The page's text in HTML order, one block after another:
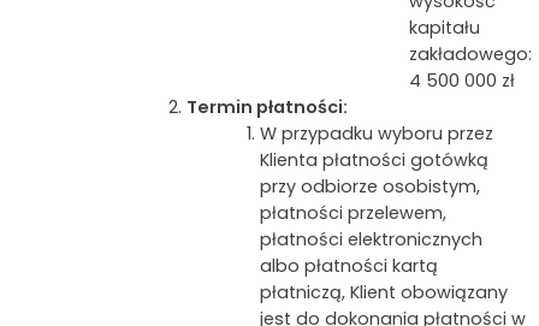
kapitału
zakładowego:
4 500 000 zł
Termin płatności:
W przypadku wyboru przez
Klienta płatności gotówką
przy odbiorze osobistym,
płatności przelewem,
płatności elektronicznych
albo płatności kartą
płatniczą, Klient obowiązany
jest do dokonania płatności w